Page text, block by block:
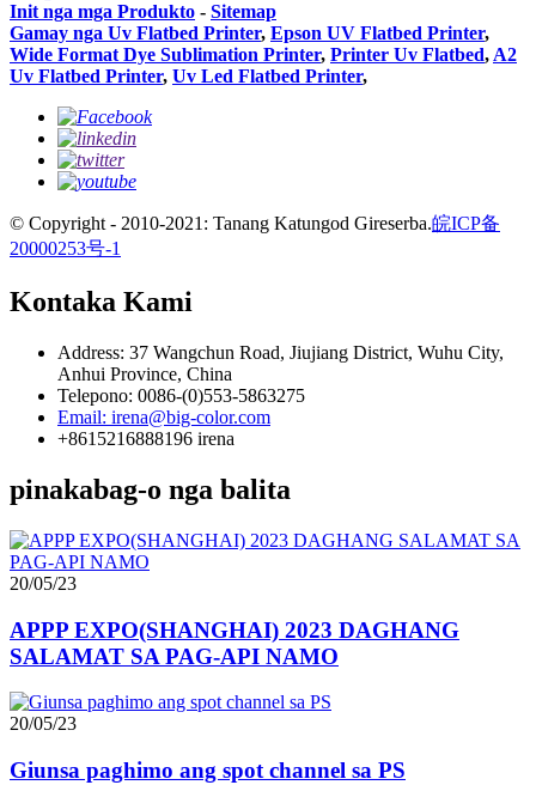
Init nga mga Produkto - Sitemap
Gamay nga Uv Flatbed Printer, Epson UV Flatbed Printer,
Wide Format Dye Sublimation Printer, Printer Uv Flatbed, A2
Uv Flatbed Printer, Uv Led Flatbed Printer,
© Copyright - 2010-2021: Tanang Katungod Gireserba.皖ICP备
20000253号-1
Kontaka Kami
Address: 37 Wangchun Road, Jiujiang District, Wuhu City,
Anhui Province, China
Telepono: 0086-(0)553-5863275
Email: irena@big-color.com
+8615216888196 irena
pinakabag-o nga balita
20/05/23
APPP EXPO(SHANGHAI) 2023 DAGHANG
SALAMAT SA PAG-API NAMO
20/05/23
Giunsa paghimo ang spot channel sa PS